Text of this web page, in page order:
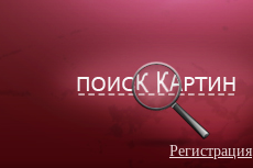
Регистрация